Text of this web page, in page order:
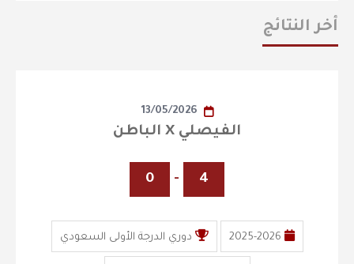
أخر النتائج
13/05/2026
الفيصلي X الباطن
4
-
0
2025-2026 دوري الدرجة الأولى السعودي